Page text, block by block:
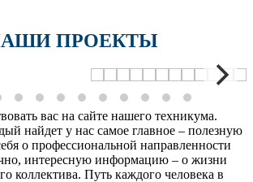
ПРОЕКТЫ
вас на сайте нашего техникума.
найдет у нас самое главное – полезную
о профессиональной направленности
интересную информацию – о жизни
коллектива. Путь каждого человека в